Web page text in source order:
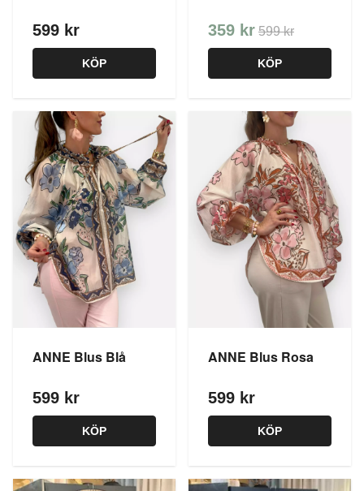
599 kr
KÖP
359 kr 599 kr
KÖP
ANNE Blus Blå
599 kr
KÖP
ANNE Blus Rosa
599 kr
KÖP